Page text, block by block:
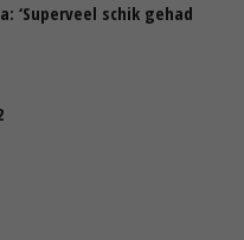
‘Superveel schik gehad